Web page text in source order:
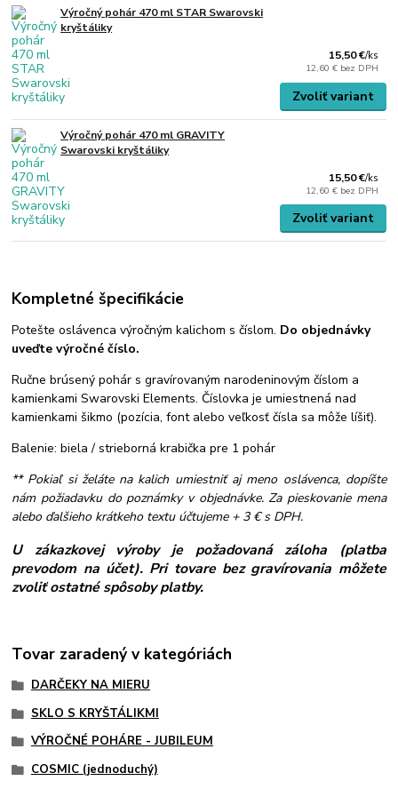
Výročný pohár 470 ml STAR Swarovski
kryštáliky
15,50 €/ks
12,60 € bez DPH
Zvoliť variant
Výročný pohár 470 ml GRAVITY
Swarovski kryštáliky
15,50 €/ks
12,60 € bez DPH
Zvoliť variant
Kompletné špecifikácie
Potešte oslávenca výročným kalichom s číslom. Do objednávky
uveďte výročné číslo.
Ručne brúsený pohár s gravírovaným narodeninovým číslom a
kamienkami Swarovski Elements. Číslovka je umiestnená nad
kamienkami šikmo (pozícia, font alebo veľkosť čísla sa môže líšiť).
Balenie: biela / strieborná krabička pre 1 pohár
** Pokiaľ si želáte na kalich umiestniť aj meno oslávenca, dopíšte
nám požiadavku do poznámky v objednávke. Za pieskovanie mena
alebo ďalšieho krátkeho textu účtujeme + 3 € s DPH.
U zákazkovej výroby je požadovaná záloha (platba
prevodom na účet). Pri tovare bez gravírovania môžete
zvoliť ostatné spôsoby platby.
Tovar zaradený v kategóriách
DARČEKY NA MIERU
SKLO S KRYŠTÁLIKMI
VÝROČNÉ POHÁRE - JUBILEUM
COSMIC (jednoduchý)